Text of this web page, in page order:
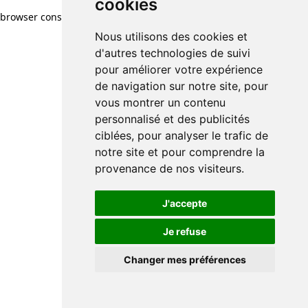
cookies
Nous utilisons des cookies et
d'autres technologies de suivi
pour améliorer votre expérience
de navigation sur notre site, pour
vous montrer un contenu
personnalisé et des publicités
ciblées, pour analyser le trafic de
notre site et pour comprendre la
provenance de nos visiteurs.
J'accepte
Je refuse
Changer mes préférences
browser console for more information)